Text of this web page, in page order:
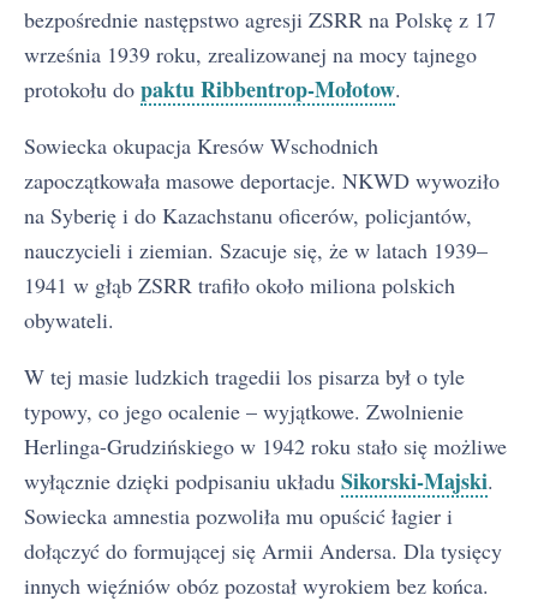
bezpośrednie następstwo agresji ZSRR na Polskę z 17
września 1939 roku, zrealizowanej na mocy tajnego
protokołu do paktu Ribbentrop-Mołotow.
Sowiecka okupacja Kresów Wschodnich
zapoczątkowała masowe deportacje. NKWD wywoziło
na Syberię i do Kazachstanu oficerów, policjantów,
nauczycieli i ziemian. Szacuje się, że w latach 1939–
1941 w głąb ZSRR trafiło około miliona polskich
obywateli.
W tej masie ludzkich tragedii los pisarza był o tyle
typowy, co jego ocalenie – wyjątkowe. Zwolnienie
Herlinga-Grudzińskiego w 1942 roku stało się możliwe
wyłącznie dzięki podpisaniu układu Sikorski-Majski.
Sowiecka amnestia pozwoliła mu opuścić łagier i
dołączyć do formującej się Armii Andersa. Dla tysięcy
innych więźniów obóz pozostał wyrokiem bez końca.